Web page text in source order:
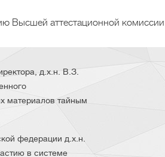
Высшей аттестационной
д.х.н. В.З.
материалов тайным
федерации д.х.н.
в системе